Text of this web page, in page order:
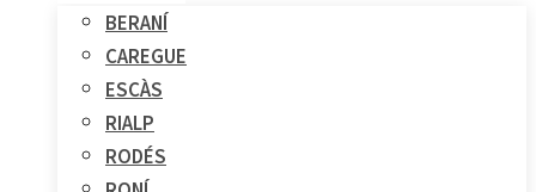
BERANÍ
CAREGUE
ESCÀS
RIALP
RODÉS